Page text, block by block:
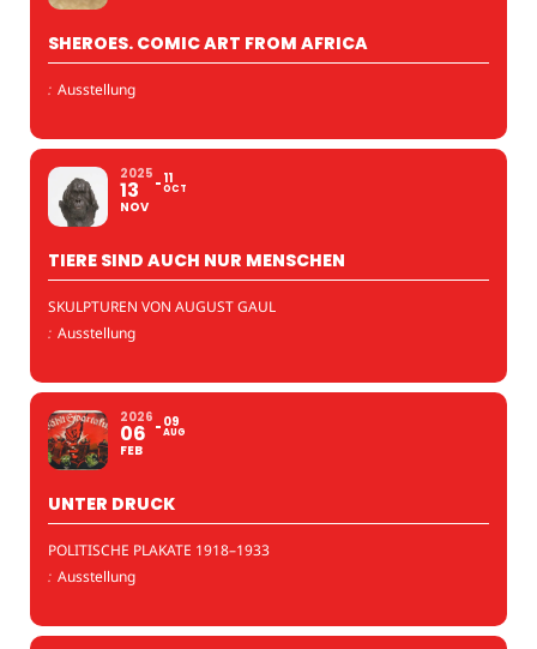
SHEROES. COMIC ART FROM AFRICA
: Ausstellung
2025
13
NOV
11
OCT
TIERE SIND AUCH NUR MENSCHEN
SKULPTUREN VON AUGUST GAUL
: Ausstellung
2026
06
FEB
09
AUG
UNTER DRUCK
POLITISCHE PLAKATE 1918–1933
: Ausstellung